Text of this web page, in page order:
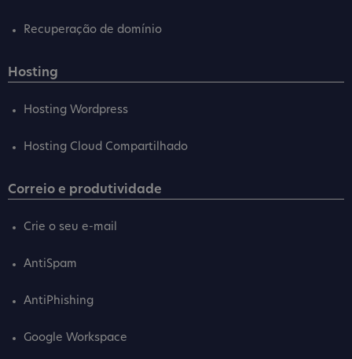
Recuperação de domínio
Hosting
Hosting Wordpress
Hosting Cloud Compartilhado
Correio e produtividade
Crie o seu e-mail
AntiSpam
AntiPhishing
Google Workspace